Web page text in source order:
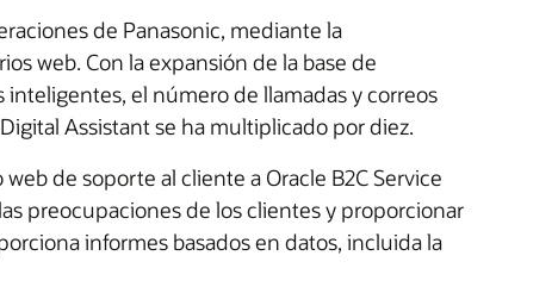
de Panasonic, mediante la
web. Con la expansión de la base de
el número de llamadas y correos
Assistant se ha multiplicado por diez.
de soporte al cliente a Oracle B2C Service
preocupaciones de los clientes y proporcionar
informes basados en datos, incluida la